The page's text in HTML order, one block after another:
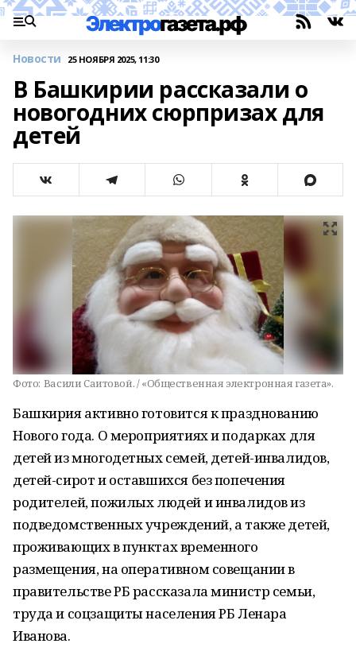
Новости 25 НОЯБРЯ 2025, 11:30
В Башкирии рассказали о
новогодних сюрпризах для
детей
Фото: Васили Саитовой. / «Общественная электронная газета».
Башкирия активно готовится к празднованию
Нового года. О мероприятиях и подарках для
детей из многодетных семей, детей-инвалидов,
детей-сирот и оставшихся без попечения
родителей, пожилых людей и инвалидов из
подведомственных учреждений, а также детей,
проживающих в пунктах временного
размещения, на оперативном совещании в
правительстве РБ рассказала министр семьи,
труда и соцзащиты населения РБ Ленара
Иванова.